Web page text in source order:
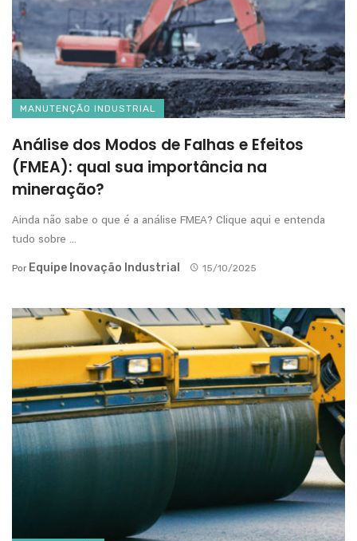
MANUTENÇÃO INDUSTRIAL
Análise dos Modos de Falhas e Efeitos
(FMEA): qual sua importância na
mineração?
Ainda não sabe o que é a análise FMEA? Clique aqui e entenda
tudo sobre ...
Por Equipe Inovação Industrial 15/10/2025